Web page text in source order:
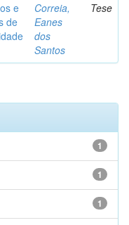
e
de
Correia,
Eanes
dos
Santos
Tese
1
1
1